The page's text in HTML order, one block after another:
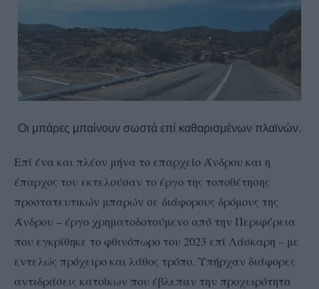
Οι μπάρες μπαίνουν σωστά επί καθαρισμένων πλαϊνών.
Επί ένα και πλέον μήνα το επαρχείο Άνδρου και η
έπαρχος του εκτελούσαν το έργο της τοποθέτησης
προστατευτικών μπαρών σε διάφορους δρόμους της
Άνδρου – έργο χρηματοδοτούμενο από την Περιφέρεια
που εγκρίθηκε το φθινόπωρο του 2023 επί Λάσκαρη – με
εντελώς πρόχειρο και λάθος τρόπο. Υπήρχαν διάφορες
αντιδράσεις κατοίκων που έβλεπαν την προχειρότητα